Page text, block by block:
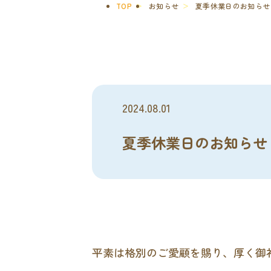
TOP お知らせ 夏季休業日のお知らせ
2024.08.01
夏季休業日のお知らせ
平素は格別のご愛顧を賜り、厚く御